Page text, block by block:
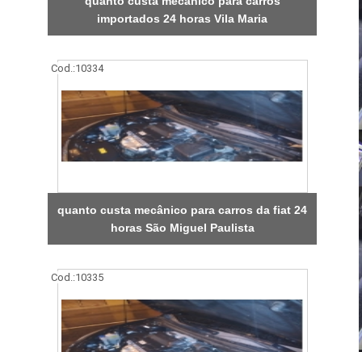
importados 24 horas Vila Maria
Cod.:10334
quanto custa mecânico para carros da fiat 24
horas São Miguel Paulista
Cod.:10335